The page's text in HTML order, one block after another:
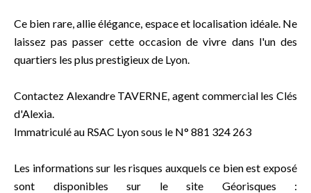
Ce bien rare, allie élégance, espace et localisation idéale. Ne
laissez pas passer cette occasion de vivre dans l'un des
quartiers les plus prestigieux de Lyon.
Contactez Alexandre TAVERNE, agent commercial les Clés
d'Alexia.
Immatriculé au RSAC Lyon sous le N° 881 324 263
Les informations sur les risques auxquels ce bien est exposé
sont disponibles sur le site Géorisques :